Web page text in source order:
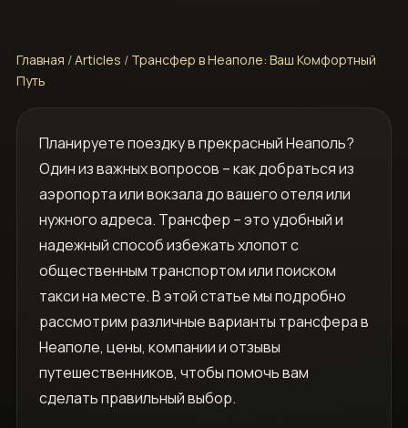
Главная /Articles / Трансфер в Неаполе: Ваш Комфортный
Путь
Планируете поездку в прекрасный Неаполь?
Один из важных вопросов – как добраться из
аэропорта или вокзала до вашего отеля или
нужного адреса. Трансфер – это удобный и
надежный способ избежать хлопот с
общественным транспортом или поиском
такси на месте. В этой статье мы подробно
рассмотрим различные варианты трансфера в
Неаполе, цены, компании и отзывы
путешественников, чтобы помочь вам
сделать правильный выбор.